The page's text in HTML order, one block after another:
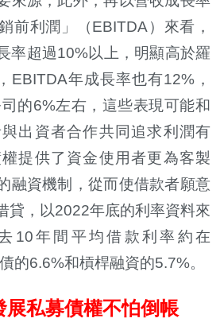
前利潤」（EBITDA）來看，
率超過10%以上，明顯高於羅
EBITDA年成長率也有12%，
的6%左右，這些表現可能和
出資者合作共同追求利潤有
提供了資金使用者更為客製
融資機制，從而使借款者願意
貸，以2022年底的利率資料來
10年間平均借款利率約在
的6.6%和槓桿融資的5.7%。
展私募債權不怕倒帳